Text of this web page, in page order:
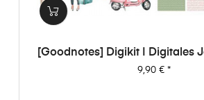
[Goodnotes] Digikit | Digitales
Urlaubsgefühle
Preis
9,90 €*